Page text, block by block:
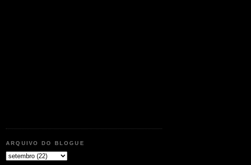
ARQUIVO DO BLOGUE